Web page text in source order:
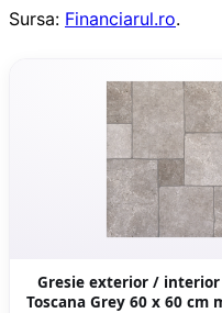
Sursa: Financiarul.ro.
Gresie exterior /
Toscana Grey 60 x 60 cm mata portelanata